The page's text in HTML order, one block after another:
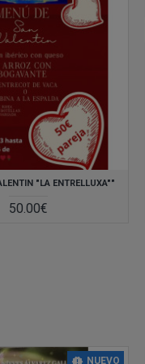
Un paseo por las funciones de www.comercio-barrio.com
"LA ENTRELLUXA""
50.00€
NUEVO